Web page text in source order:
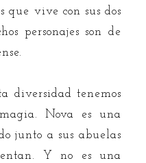
que vive con sus dos
personajes son de
diversidad tenemos
Nova es una
junto a sus abuelas
Y no es una